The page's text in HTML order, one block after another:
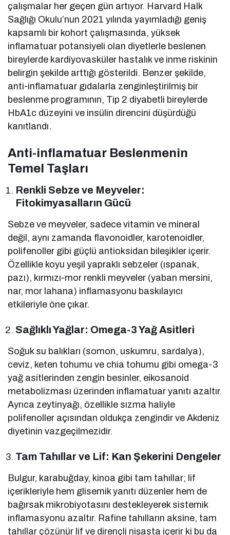
çalışmalar her geçen gün artıyor. Harvard Halk
Sağlığı Okulu’nun 2021 yılında yayımladığı geniş
kapsamlı bir kohort çalışmasında, yüksek
inflamatuar potansiyeli olan diyetlerle beslenen
bireylerde kardiyovasküler hastalık ve inme riskinin
belirgin şekilde arttığı gösterildi. Benzer şekilde,
anti-inflamatuar gıdalarla zenginleştirilmiş bir
beslenme programının, Tip 2 diyabetli bireylerde
HbA1c düzeyini ve insülin direncini düşürdüğü
kanıtlandı.
Anti-inflamatuar Beslenmenin
Temel Taşları
Renkli Sebze ve Meyveler:
Fitokimyasalların Gücü
Sebze ve meyveler, sadece vitamin ve mineral
değil, aynı zamanda flavonoidler, karotenoidler,
polifenoller gibi güçlü antioksidan bileşikler içerir.
Özellikle koyu yeşil yapraklı sebzeler (ıspanak,
pazı), kırmızı-mor renkli meyveler (yaban mersini,
nar, mor lahana) inflamasyonu baskılayıcı
etkileriyle öne çıkar.
Sağlıklı Yağlar: Omega-3 Yağ Asitleri
Soğuk su balıkları (somon, uskumru, sardalya),
ceviz, keten tohumu ve chia tohumu gibi omega-3
yağ asitlerinden zengin besinler, eikosanoid
metabolizması üzerinden inflamatuar yanıtı azaltır.
Ayrıca zeytinyağı, özellikle sızma haliyle
polifenoller açısından oldukça zengindir ve Akdeniz
diyetinin vazgeçilmezidir.
Tam Tahıllar ve Lif: Kan Şekerini Dengeler
Bulgur, karabuğday, kinoa gibi tam tahıllar; lif
içerikleriyle hem glisemik yanıtı düzenler hem de
bağırsak mikrobiyotasını destekleyerek sistemik
inflamasyonu azaltır. Rafine tahılların aksine, tam
tahıllar çözünür lif ve dirençli nişasta içerir ki bu da